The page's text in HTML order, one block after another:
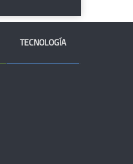
TECNOLOGÍA